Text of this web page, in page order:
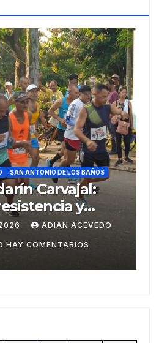
ACONTECER DEPORTIVO
SAN ANTONIO DE LOS
Del
Domingo
20 DE JULIO DE
GONZÁLEZ